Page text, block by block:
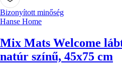
Bizonyított minőség
Hanse Home
Mix Mats Welcome
natúr színű, 45x75 cm